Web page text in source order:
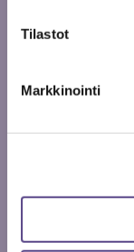
Tilastot
Markkinointi